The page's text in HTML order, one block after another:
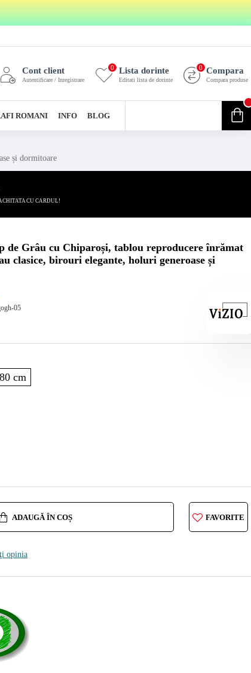
Cont client
Autentificare / Inregistrare
Lista dorinte
Editati lista de dorinte
0 Compara
Compara produse
0
ROMANI INFO BLOG
și dormitoare
CU CARDUL!
de Grâu cu Chiparoși, tablou reproducere înrămat
clasice, birouri elegante, holuri generoase și
opinia
05
cm
ADAUGĂ ÎN COȘ FAVORITE